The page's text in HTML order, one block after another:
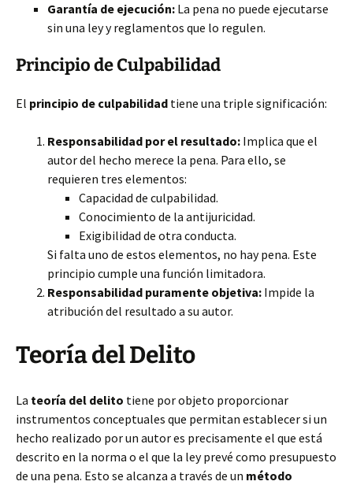
Garantía de ejecución: La pena no puede ejecutarse
sin una ley y reglamentos que lo regulen.
Principio de Culpabilidad
El principio de culpabilidad tiene una triple significación:
Responsabilidad por el resultado: Implica que el
autor del hecho merece la pena. Para ello, se
requieren tres elementos:
Capacidad de culpabilidad.
Conocimiento de la antijuricidad.
Exigibilidad de otra conducta.
Si falta uno de estos elementos, no hay pena. Este
principio cumple una función limitadora.
Responsabilidad puramente objetiva: Impide la
atribución del resultado a su autor.
Teoría del Delito
La teoría del delito tiene por objeto proporcionar
instrumentos conceptuales que permitan establecer si un
hecho realizado por un autor es precisamente el que está
descrito en la norma o el que la ley prevé como presupuesto
de una pena. Esto se alcanza a través de un método